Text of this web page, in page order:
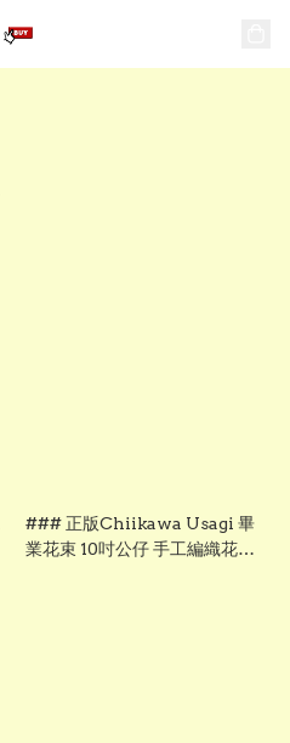
### 正版Chiikawa Usagi 畢
業花束 10吋公仔 手工編織花束